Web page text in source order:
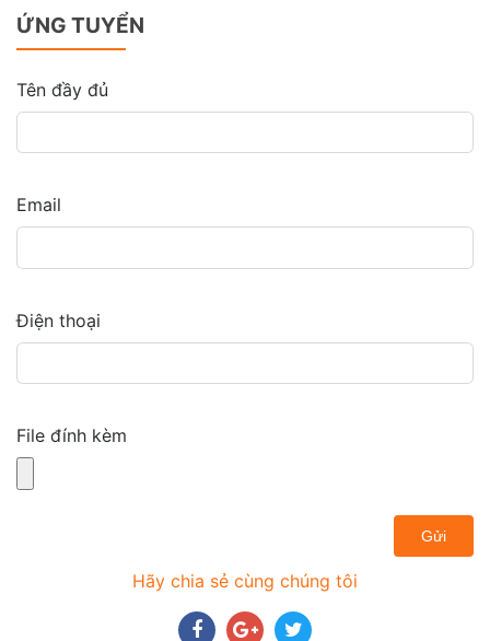
ỨNG TUYỂN
Tên đầy đủ
Email
Điện thoại
File đính kèm
Gửi
Hãy chia sẻ cùng chúng tôi